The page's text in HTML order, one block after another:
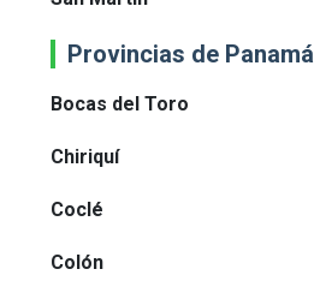
Provincias de Panamá
Bocas del Toro
Chiriquí
Coclé
Colón